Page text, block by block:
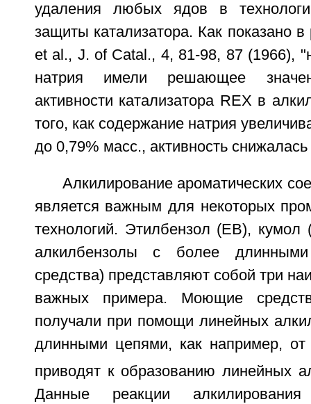
удаления любых ядов в
защиты катализатора. Как показано
et al., J. of Catal., 4, 81-98, 87 (1966),
натрия имели решающее
активности катализатора REX в
того, как содержание натрия
до 0,79% масс., активность
Алкилирование ароматических
является важным для некоторых
технологий. Этилбензол (ЕВ), кумол
алкилбензолы с более
средства) представляют собой три
важных примера. Моющие
получали при помощи линейных
длинными цепями, как например, от
приводят к образованию линейных
Данные реакции